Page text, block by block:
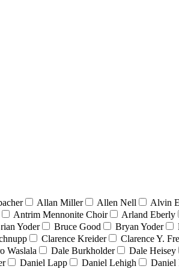
Allan Miller Allen Nell Alvin
Antrim Mennonite Choir Arland Eberly
Yoder Bruce Good Bryan Yoder
Clarence Kreider Clarence Y.
Waslala Dale Burkholder Dale Heisey
Daniel Lapp Daniel Lehigh Daniel